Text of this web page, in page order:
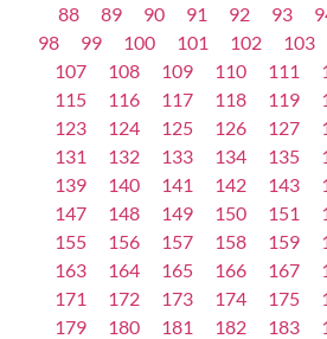
88
89 90 91 92 93
98
99 100 101 102 103
107
108 109 110 111
115
116 117 118 119
123
124 125 126 127
131
132 133 134 135
139
140 141 142 143
147
148 149 150 151
155
156 157 158 159
163
164 165 166 167
171
172 173 174 175
179
180 181 182 183